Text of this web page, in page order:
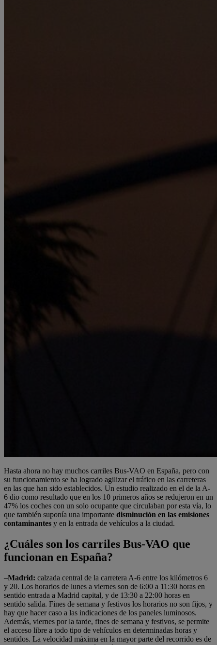
Hasta ahora no hay muchos carriles Bus-VAO en España, pero con
su funcionamiento se ha logrado agilizar el tráfico en las carreteras
en las que han sido establecidos. Un estudio realizado en el de la A-
6 dio como resultado que en los 10 primeros años se redujeron en un
47% los coches con un solo ocupante que circulaban por esta vía, lo
que también suponía una importante disminución en las emisiones
contaminantes y en la entrada de vehículos a la ciudad.
¿Cuáles son los carriles Bus-VAO que
funcionan en España?
–Madrid: calzada central de la carretera A-6 entre los kilómetros 6
y 20. Los horarios de lunes a viernes son de 6:00 a 11:30 horas en
sentido entrada a Madrid capital, y de 13:30 a 22:00 horas en
sentido salida. Fines de semana y festivos los horarios no son fijos, y
hay que hacer caso a las indicaciones de los paneles luminosos.
Además, viernes por la tarde, fines de semana y festivos, se permite
el acceso libre a todo tipo de vehículos en determinadas horas y
sentidos. La velocidad máxima en la mayor parte del recorrido es de